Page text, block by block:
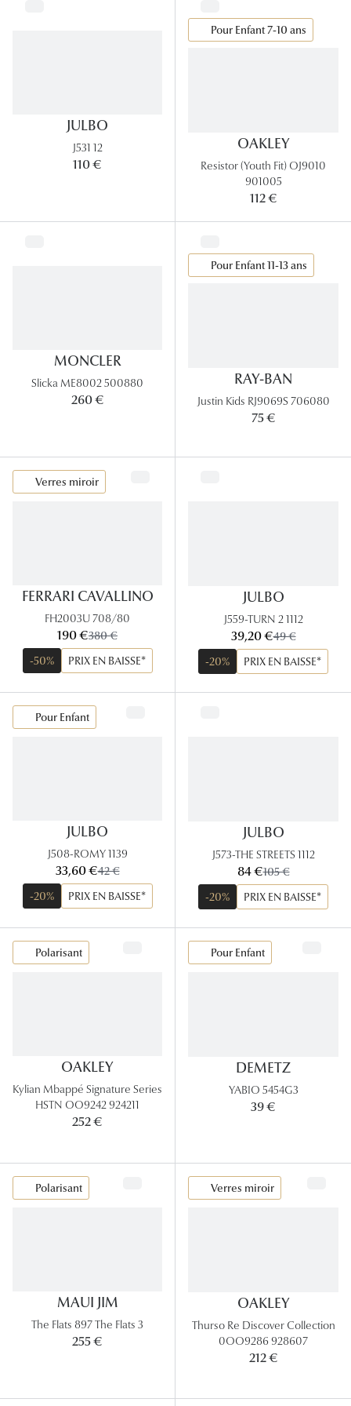
Lunettes
JULBO
J531 12
110 €
Pour Enfant 7-10 ans
OAKLEY
Resistor (Youth Fit) OJ9010
901005
112 €
MONCLER
Slicka ME8002 500880
260 €
Pour Enfant 11-13 ans
RAY-BAN
Justin Kids RJ9069S 706080
75 €
Verres miroir
FERRARI CAVALLINO
FH2003U 708/80
maintenant:
190 €ancien prix:
380 €
-50%
PRIX EN BAISSE*
JULBO
J559-TURN 2 1112
maintenant:
39,20 €ancien prix:
49 €
-20%
PRIX EN BAISSE*
Pour Enfant
JULBO
J508-ROMY 1139
maintenant:
33,60 €ancien prix:
42 €
-20%
PRIX EN BAISSE*
JULBO
J573-THE STREETS 1112
maintenant:
84 €ancien prix:
105 €
-20%
PRIX EN BAISSE*
Polarisant
OAKLEY
Kylian Mbappé Signature Series
HSTN OO9242 924211
252 €
Pour Enfant
DEMETZ
YABIO 5454G3
39 €
Polarisant
MAUI JIM
The Flats 897 The Flats 3
255 €
Verres miroir
OAKLEY
Thurso Re Discover Collection
0OO9286 928607
212 €